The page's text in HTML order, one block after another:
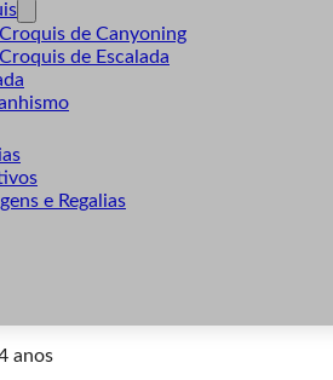
Croquis de Canyoning
Croquis de Escalada
e Regalias
anos